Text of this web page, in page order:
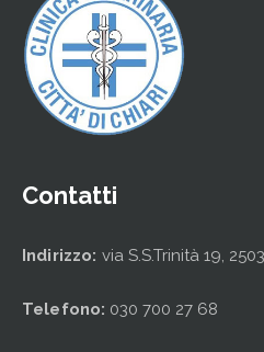
Contatti
Indirizzo: via S.S.Trinità 19,
Telefono: 030 700 27 68